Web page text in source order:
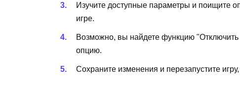
Изучите доступные параметры и поищите
игре.
Возможно, вы найдете функцию "Отключить
опцию.
Сохраните изменения и перезапустите